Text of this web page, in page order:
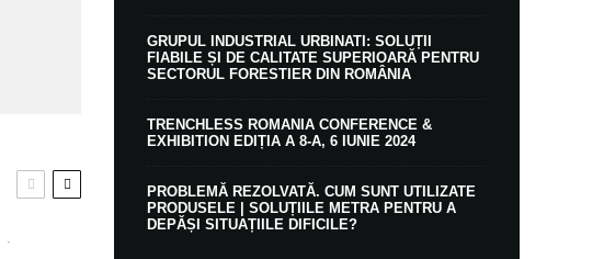
·
GRUPUL INDUSTRIAL URBINATI: SOLUȚII
FIABILE ȘI DE CALITATE SUPERIOARĂ PENTRU
SECTORUL FORESTIER DIN ROMÂNIA
TRENCHLESS ROMANIA CONFERENCE &
EXHIBITION EDIȚIA A 8-A, 6 IUNIE 2024
PROBLEMĂ REZOLVATĂ. CUM SUNT UTILIZATE
PRODUSELE | SOLUȚIILE METRA PENTRU A
DEPĂȘI SITUAȚIILE DIFICILE?